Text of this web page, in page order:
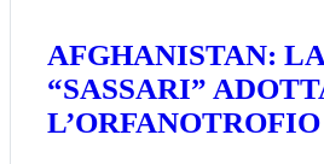
AFGHANISTAN:
“SASSARI”